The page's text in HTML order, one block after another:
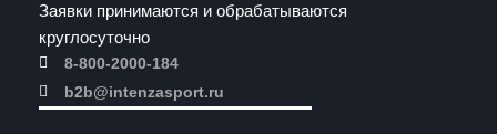
Заявки принимаются и обрабатываются
круглосуточно
8-800-2000-184
b2b@intenzasport.ru